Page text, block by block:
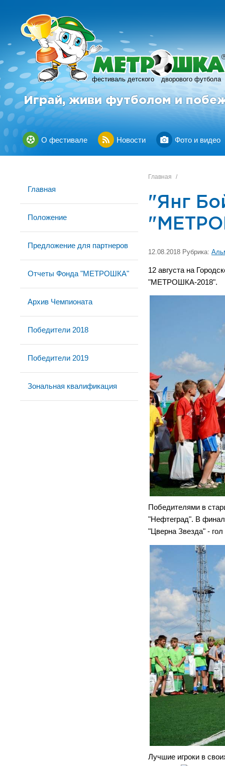
фестиваль детского дворового футбола
R
Играй, живи футболом и
О фестивале Новости Фото и видео
Главная
Положение
Предложение для партнеров
Отчеты Фонда "МЕТРОШКА"
Архив Чемпионата
Победители 2018
Победители 2019
Зональная квалификация
Главная /
"Янг
12.08.2018 Рубрика:
12 августа на
"МЕТРОШКА-2018".
Победителями в
"Нефтеград". В
"Цверна Звезда" - гол
Лучшие игроки в